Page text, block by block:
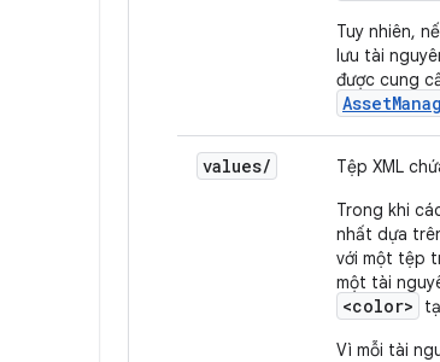
Tuy nhiên,
lưu tài
được cung
values/
Tệp XML
Trong khi
nhất dựa
với một tệp
một tài
<color>
Vì mỗi tài